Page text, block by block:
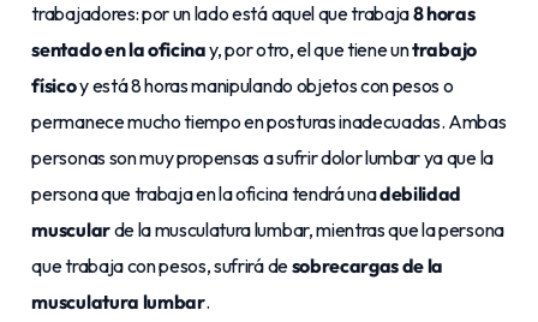
trabajadores: por un lado está aquel que trabaja8 horas
sentado en la oficinay, por otro, el que tiene untrabajo
físicoy está 8 horas manipulando objetos con pesos o
permanece mucho tiempo en posturas inadecuadas. Ambas
personas son muy propensas a sufrir dolor lumbar ya que la
persona que trabaja en la oficina tendrá unadebilidad
muscularde la musculatura lumbar, mientras que la persona
que trabaja con pesos, sufrirá desobrecargas de la
musculatura lumbar.